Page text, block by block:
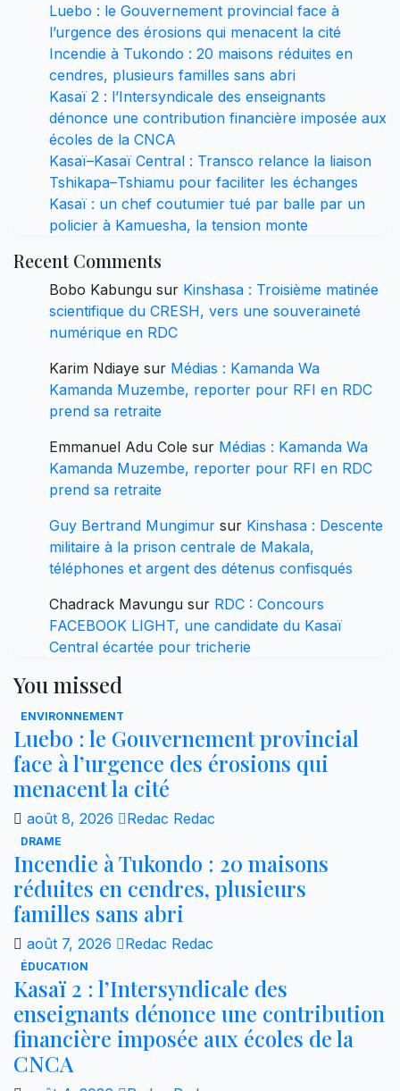
Luebo : le Gouvernement provincial face à
l’urgence des érosions qui menacent la cité
Incendie à Tukondo : 20 maisons réduites en
cendres, plusieurs familles sans abri
Kasaï 2 : l’Intersyndicale des enseignants
dénonce une contribution financière imposée aux
écoles de la CNCA
Kasaï–Kasaï Central : Transco relance la liaison
Tshikapa–Tshiamu pour faciliter les échanges
Kasaï : un chef coutumier tué par balle par un
policier à Kamuesha, la tension monte
Recent Comments
Bobo Kabungu sur Kinshasa : Troisième matinée
scientifique du CRESH, vers une souveraineté
numérique en RDC
Karim Ndiaye sur Médias : Kamanda Wa
Kamanda Muzembe, reporter pour RFI en RDC
prend sa retraite
Emmanuel Adu Cole sur Médias : Kamanda Wa
Kamanda Muzembe, reporter pour RFI en RDC
prend sa retraite
Guy Bertrand Mungimur sur Kinshasa : Descente
militaire à la prison centrale de Makala,
téléphones et argent des détenus confisqués
Chadrack Mavungu sur RDC : Concours
FACEBOOK LIGHT, une candidate du Kasaï
Central écartée pour tricherie
You missed
ENVIRONNEMENT
Luebo : le Gouvernement provincial
face à l’urgence des érosions qui
menacent la cité
août 8, 2026 Redac Redac
DRAME
Incendie à Tukondo : 20 maisons
réduites en cendres, plusieurs
familles sans abri
août 7, 2026 Redac Redac
ÉDUCATION
Kasaï 2 : l’Intersyndicale des
enseignants dénonce une contribution
financière imposée aux écoles de la
CNCA